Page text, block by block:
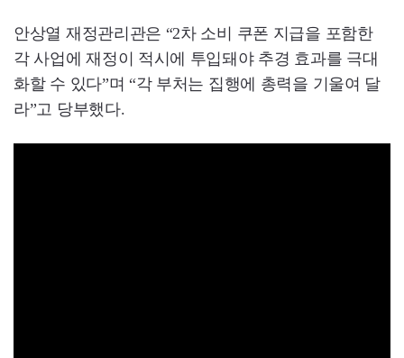
안상열 재정관리관은 “2차 소비 쿠폰 지급을 포함한
각 사업에 재정이 적시에 투입돼야 추경 효과를 극대
화할 수 있다”며 “각 부처는 집행에 총력을 기울여 달
라”고 당부했다.